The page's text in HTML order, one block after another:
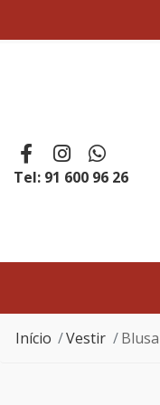
Tel: 91 600 96 26
Início Vestir